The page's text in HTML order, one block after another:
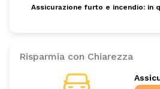
Assicurazione furto e incendio: in
Risparmia con Chiarezza